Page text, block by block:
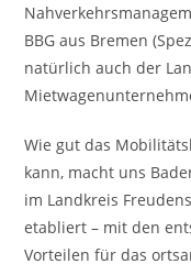
BBG aus Bremen
natürlich auch der
Wie gut das
kann, macht uns
im Landkreis
etabliert – mit den
Vorteilen für das